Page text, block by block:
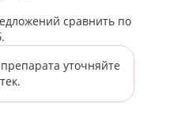
сравнить по
уточняйте